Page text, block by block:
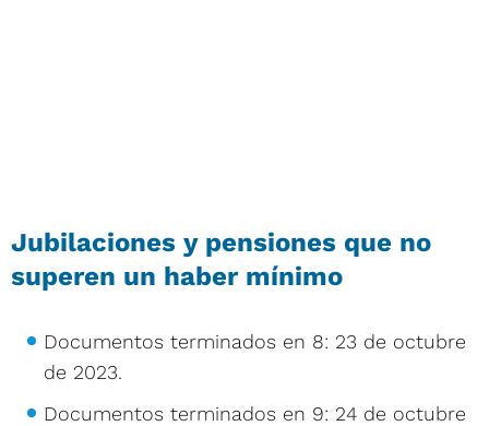
Jubilaciones y pensiones que no
superen un haber mínimo
Documentos terminados en 8: 23 de octubre
de 2023.
Documentos terminados en 9: 24 de octubre